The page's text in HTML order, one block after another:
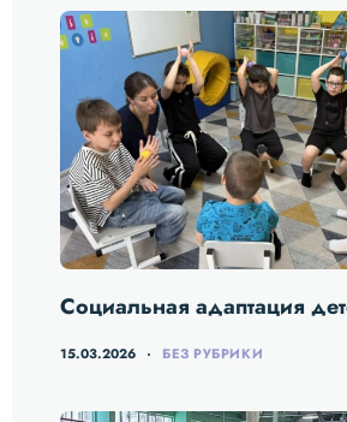
Социальная адаптация
15.03.2026 БЕЗ РУБРИКИ